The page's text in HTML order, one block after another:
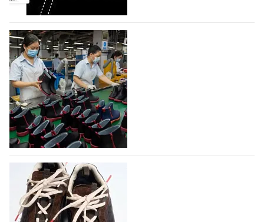
объединяющей разработку, производство и…
07.08.2026 473
На платформе Lamoda - новый раздел и
условия продвижения локальных
дизайнерских марок
Российский маркетплейс Lamoda решил обновить
раздел для продажи продукции локальных
дизайнерских марок одежды, обуви и аксессуаров.
Бренды также получат маркетинговую…
06.08.2026 638
Объем мирового производства обуви в
2025 году практически не увеличился
В 2025 году мировое производство обуви